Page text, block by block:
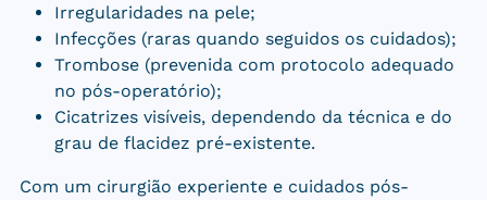
Irregularidades na pele;
Infecções (raras quando seguidos os cuidados);
Trombose (prevenida com protocolo adequado
no pós-operatório);
Cicatrizes visíveis, dependendo da técnica e do
grau de flacidez pré-existente.
Com um cirurgião experiente e cuidados pós-